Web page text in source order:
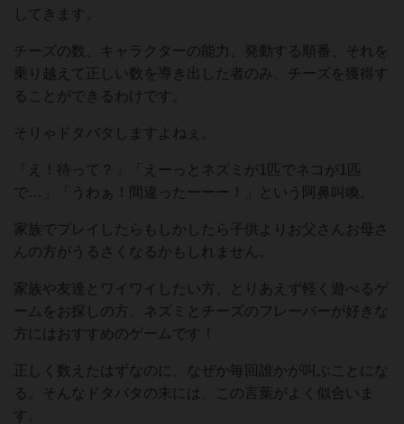
してきます。
チーズの数、キャラクターの能力、発動する順番、それを
乗り越えて正しい数を導き出した者のみ、チーズを獲得す
ることができるわけです。
そりゃドタバタしますよねぇ。
「え！待って？」「えーっとネズミが1匹でネコが1匹
で…」「うわぁ！間違ったーーー！」という阿鼻叫喚。
家族でプレイしたらもしかしたら子供よりお父さんお母さ
んの方がうるさくなるかもしれません。
家族や友達とワイワイしたい方、とりあえず軽く遊べるゲ
ームをお探しの方、ネズミとチーズのフレーバーが好きな
方にはおすすめのゲームです！
正しく数えたはずなのに、なぜか毎回誰かが叫ぶことにな
る。そんなドタバタの末には、この言葉がよく似合いま
す。